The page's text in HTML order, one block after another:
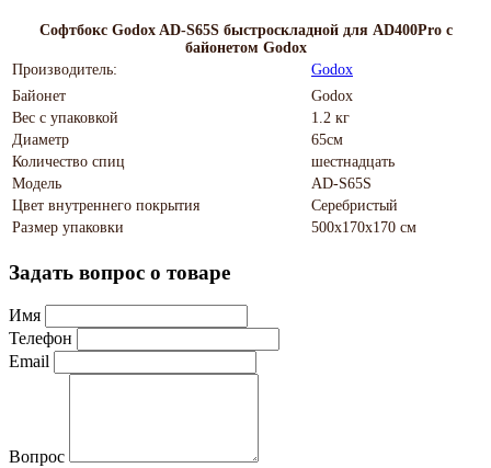
Софтбокс Godox AD-S65S быстроскладной для AD400Pro с
байонетом Godox
Производитель:
Godox
Байонет
Godox
Вес с упаковкой
1.2 кг
Диаметр
65см
Количество спиц
шестнадцать
Модель
AD-S65S
Цвет внутреннего покрытия
Серебристый
Размер упаковки
500х170х170 см
Задать вопрос о товаре
Имя
Телефон
Email
Вопрос